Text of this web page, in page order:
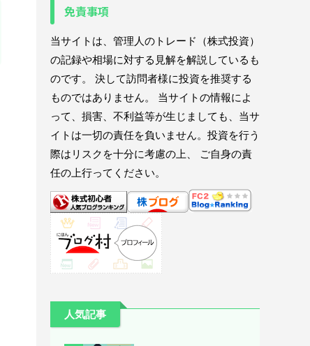
免責事項
当サイトは、管理人のトレード（株式投資）
の記録や相場に対する見解を解説しているも
のです。 決して訪問者様に投資を推奨する
ものではありません。 当サイトの情報によ
って、損害、不利益等が生じましても、当サ
イトは一切の責任を負いません。投資を行う
際はリスクを十分に考慮の上、 ご自身の責
任の上行ってください。
人気記事